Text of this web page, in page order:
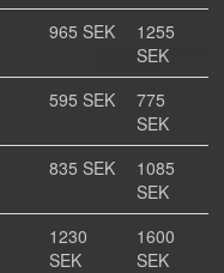
965 SEK
1255
SEK
595 SEK
775
SEK
835 SEK
1085
SEK
1230
SEK
1600
SEK